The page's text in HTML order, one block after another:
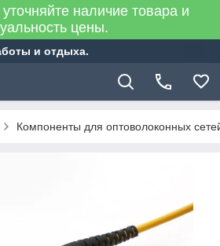
наличие товара и
цены.
и отдыха.
Компоненты для оптоволоконных